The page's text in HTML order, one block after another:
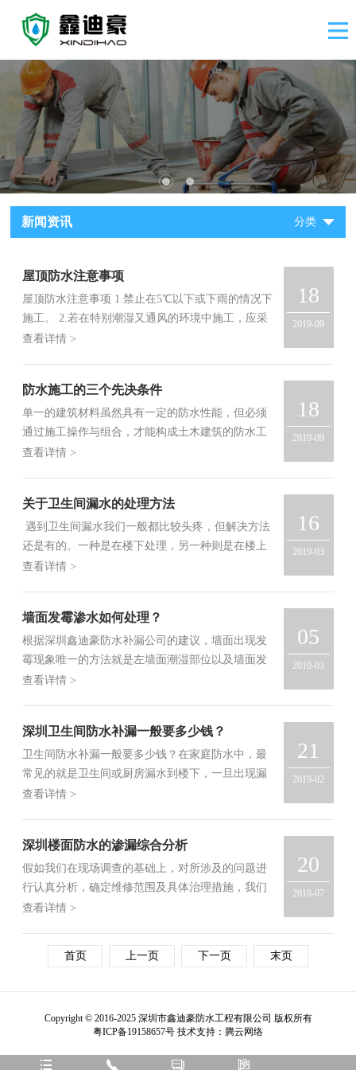
   
新闻资讯 分类
屋顶防水注意事项
屋顶防水注意事项 1.禁止在5℃以下或下雨的情况下
施工。 2.若在特别潮湿又通风的环境中施工，应采
用通风设备加快防水涂料成膜，以免影响防水层质
查看详情 >
18
2019-09
防水施工的三个先决条件
单一的建筑材料虽然具有一定的防水性能，但必须
通过施工操作与组合，才能构成土木建筑的防水工
程，并获得相应的防水功能。因此历来把施工操作
查看详情 >
18
2019-09
关于卫生间漏水的处理方法
遇到卫生间漏水我们一般都比较头疼，但解决方法
还是有的。一种是在楼下处理，另一种则是在楼上
处理，关于要用到哪些防水补漏的处理工具以及防
剂、环氧树脂胶泥、
查看详情 >
16
2019-03
墙面发霉渗水如何处理？
根据深圳鑫迪豪防水补漏公司的建议，墙面出现发
霉现象唯一的方法就是左墙面潮湿部位以及墙面发
霉部位的外侧防水补漏施工处理。主要方法如下：1.
做防水补漏施工处...
查看详情 >
05
2019-03
深圳卫生间防水补漏一般要多少钱？
卫生间防水补漏一般要多少钱？在家庭防水中，最
常见的就是卫生间或厨房漏水到楼下，一旦出现漏
水重新维修，将是一项非常艰巨的工程，厕所漏水
恢复瓷砖）。卫...
查看详情 >
21
2019-02
深圳楼面防水的渗漏综合分析
假如我们在现场调查的基础上，对所涉及的问题进
行认真分析，确定维修范围及具体治理措施，我们
可以综合一系列的分析做好楼面漏水的步骤，如
修补还是全面翻修，修补范围的大小，以及采取哪
种施工方法；2、对防...
查看详情 >
20
2018-07
首页 上一页 下一页 末页
Copyright © 2016-2025 深圳市鑫迪豪防水工程有限公司 版权所有
粤ICP备19158657号 技术支持： 腾云网络